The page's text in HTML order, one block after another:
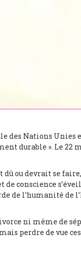
des Nations Unies
durable ». Le 22
dû ou devrait se
de conscience
de l’humanité de
ni même de
perdre de vue